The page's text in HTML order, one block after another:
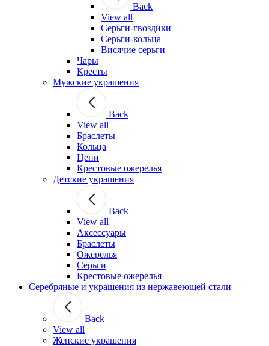
Back
View all
Серьги-гвоздики
Серьги-кольца
Висячие серьги
Чары
Кресты
Мужские украшения
Back
View all
Браслеты
Кольца
Цепи
Крестовые ожерелья
Детские украшения
Back
View all
Аксессуары
Браслеты
Ожерелья
Серьги
Крестовые ожерелья
Серебряные и украшения из нержавеющей стали
Back
View all
Женские украшения